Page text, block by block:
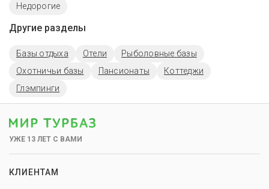
Недорогие
Другие разделы
Базы отдыха Отели
Рыболовные базы
Охотничьи базы
Пансионаты
Коттеджи
Глэмпинги
УЖЕ 13 ЛЕТ С ВАМИ
КЛИЕНТАМ